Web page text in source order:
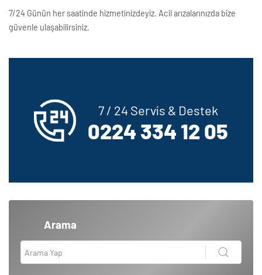
7/24 Günün her saatinde hizmetinizdeyiz. Acil arızalarınızda bize
güvenle ulaşabilirsiniz.
7 / 24 Servis & Destek
0224 334 12 05
Arama